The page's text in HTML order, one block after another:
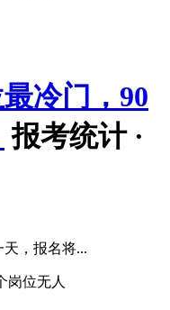
冷门，90
报考统计 ·
天，报名将...
岗位无人